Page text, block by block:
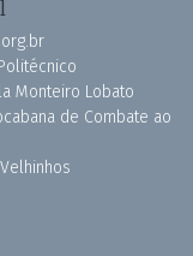
Monteiro Lobato
de Combate ao